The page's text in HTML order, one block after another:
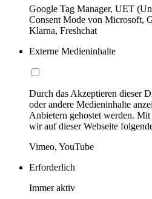
Google Tag Manager, UET
Consent Mode von Microsoft,
Klarna, Freshchat
Externe Medieninhalte
Durch das Akzeptieren dieser
oder andere Medieninhalte
Anbietern gehostet werden.
wir auf dieser Webseite
Vimeo, YouTube
Erforderlich
Immer aktiv